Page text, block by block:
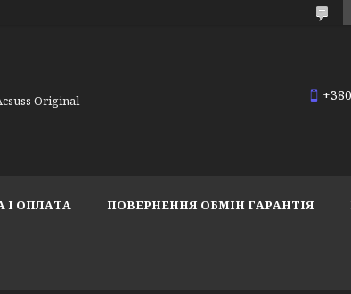
Original
І ОПЛАТА ПОВЕРНЕННЯ ОБМІН ГАРАНТІЯ